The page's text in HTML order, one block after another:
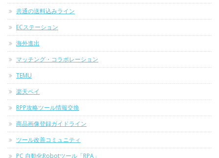
共通の送料込みライン
ECステーション
海外進出
マッチング・コラボレーション
TEMU
楽天ペイ
RPP攻略ツール情報交換
商品画像登録ガイドライン
ツール改善コミュニティ
PC 自動化Robotツール「RPA」